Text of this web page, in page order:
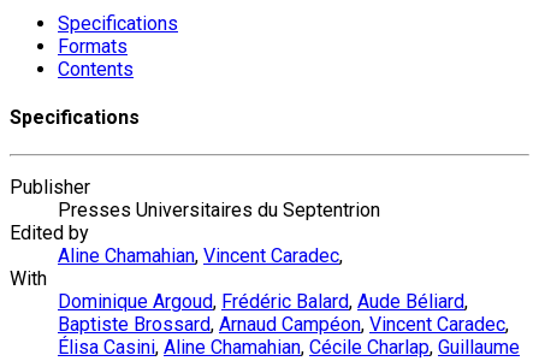
Specifications
Formats
Contents
Specifications
Publisher
Presses Universitaires du Septentrion
Edited by
Aline Chamahian, Vincent Caradec,
With
Dominique Argoud, Frédéric Balard, Aude Béliard,
Baptiste Brossard, Arnaud Campéon, Vincent Caradec,
Élisa Casini, Aline Chamahian, Cécile Charlap, Guillaume